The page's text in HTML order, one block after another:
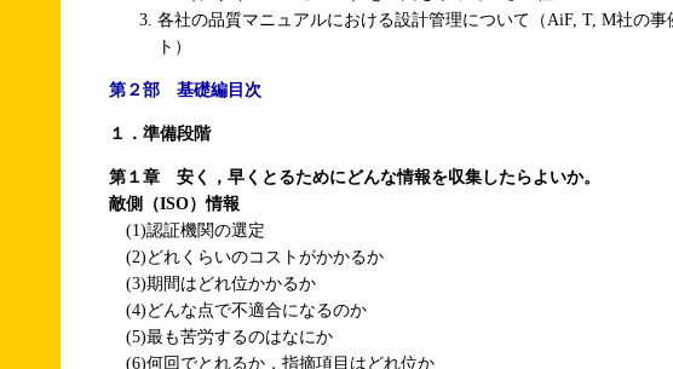
各社の品質マニュアルにおける設計管理について（AiF, T, M社の事
ト）
第２部 基礎編目次
１．準備段階
第１章 安く，早くとるためにどんな情報を収集したらよいか。
敵側（ISO）情報
(1)認証機関の選定
(2)どれくらいのコストがかかるか
(3)期間はどれ位かかるか
(4)どんな点で不適合になるのか
(5)最も苦労するのはなにか
(6)何回でとれるか，指摘項目はどれ位か